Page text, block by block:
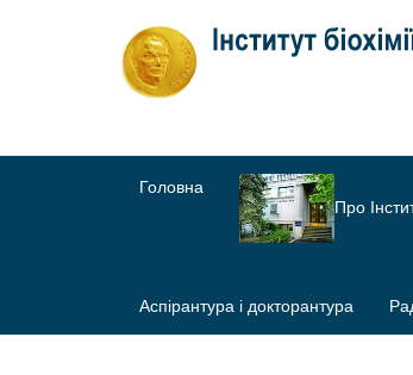
Головна
Про
Аспірантура і докторантура